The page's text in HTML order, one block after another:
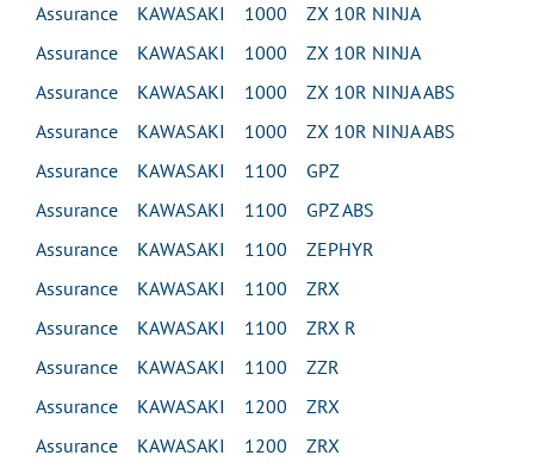
Assurance KAWASAKI 1000 ZX 10R NINJA
Assurance KAWASAKI 1000 ZX 10R NINJA
Assurance KAWASAKI 1000 ZX 10R NINJA ABS
Assurance KAWASAKI 1000 ZX 10R NINJA ABS
Assurance KAWASAKI 1100 GPZ
Assurance KAWASAKI 1100 GPZ ABS
Assurance KAWASAKI 1100 ZEPHYR
Assurance KAWASAKI 1100 ZRX
Assurance KAWASAKI 1100 ZRX R
Assurance KAWASAKI 1100 ZZR
Assurance KAWASAKI 1200 ZRX
Assurance KAWASAKI 1200 ZRX